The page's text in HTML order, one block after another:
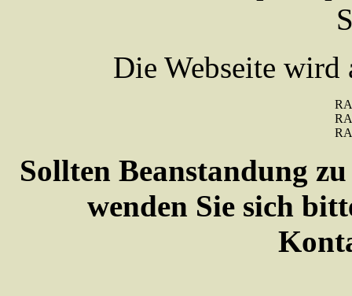
Die Webseite
Sollten Beanstandung
wenden Sie sich